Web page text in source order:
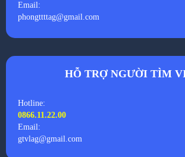
Email:
phongttttag@gmail.com
HỖ TRỢ NGƯỜI TÌM
Hotline:
0866.11.22.00
Email:
gtvlag@gmail.com